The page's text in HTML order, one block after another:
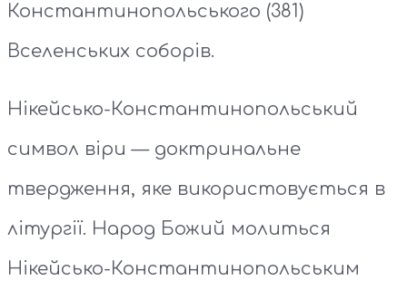
Константинопольського (381)
Вселенських соборів.
Нікейсько-Константинопольський
символ віри — доктринальне
твердження, яке використовується в
літургії. Народ Божий молиться
Нікейсько-Константинопольським